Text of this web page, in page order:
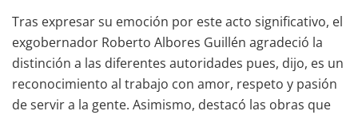
Tras expresar su emoción por este acto significativo, el
exgobernador Roberto Albores Guillén agradeció la
distinción a las diferentes autoridades pues, dijo, es un
reconocimiento al trabajo con amor, respeto y pasión
de servir a la gente. Asimismo, destacó las obras que